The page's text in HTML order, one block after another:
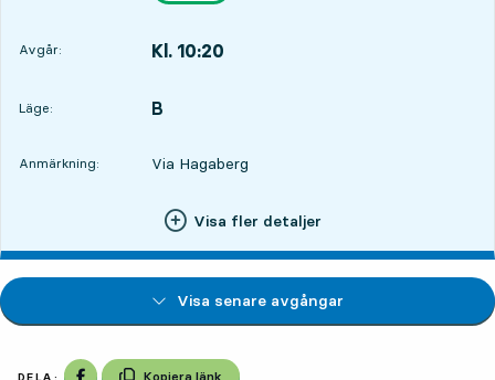
Avgår: Kl. 10:20
Läge:
LÄGE, B
,
Anmärkning: Via Hagaberg
Visa fler detaljer
Visa senare avgångar
DELA: Dela på Facebook
Kopiera länk